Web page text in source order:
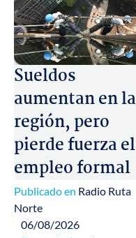
Sueldos
aumentan en la
región, pero
pierde fuerza el
empleo formal
Publicado en Radio Ruta
Norte
06/08/2026